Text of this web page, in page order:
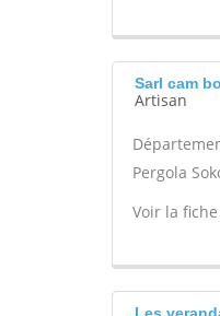
Sarl cam
Artisan
Pergola
Voir la